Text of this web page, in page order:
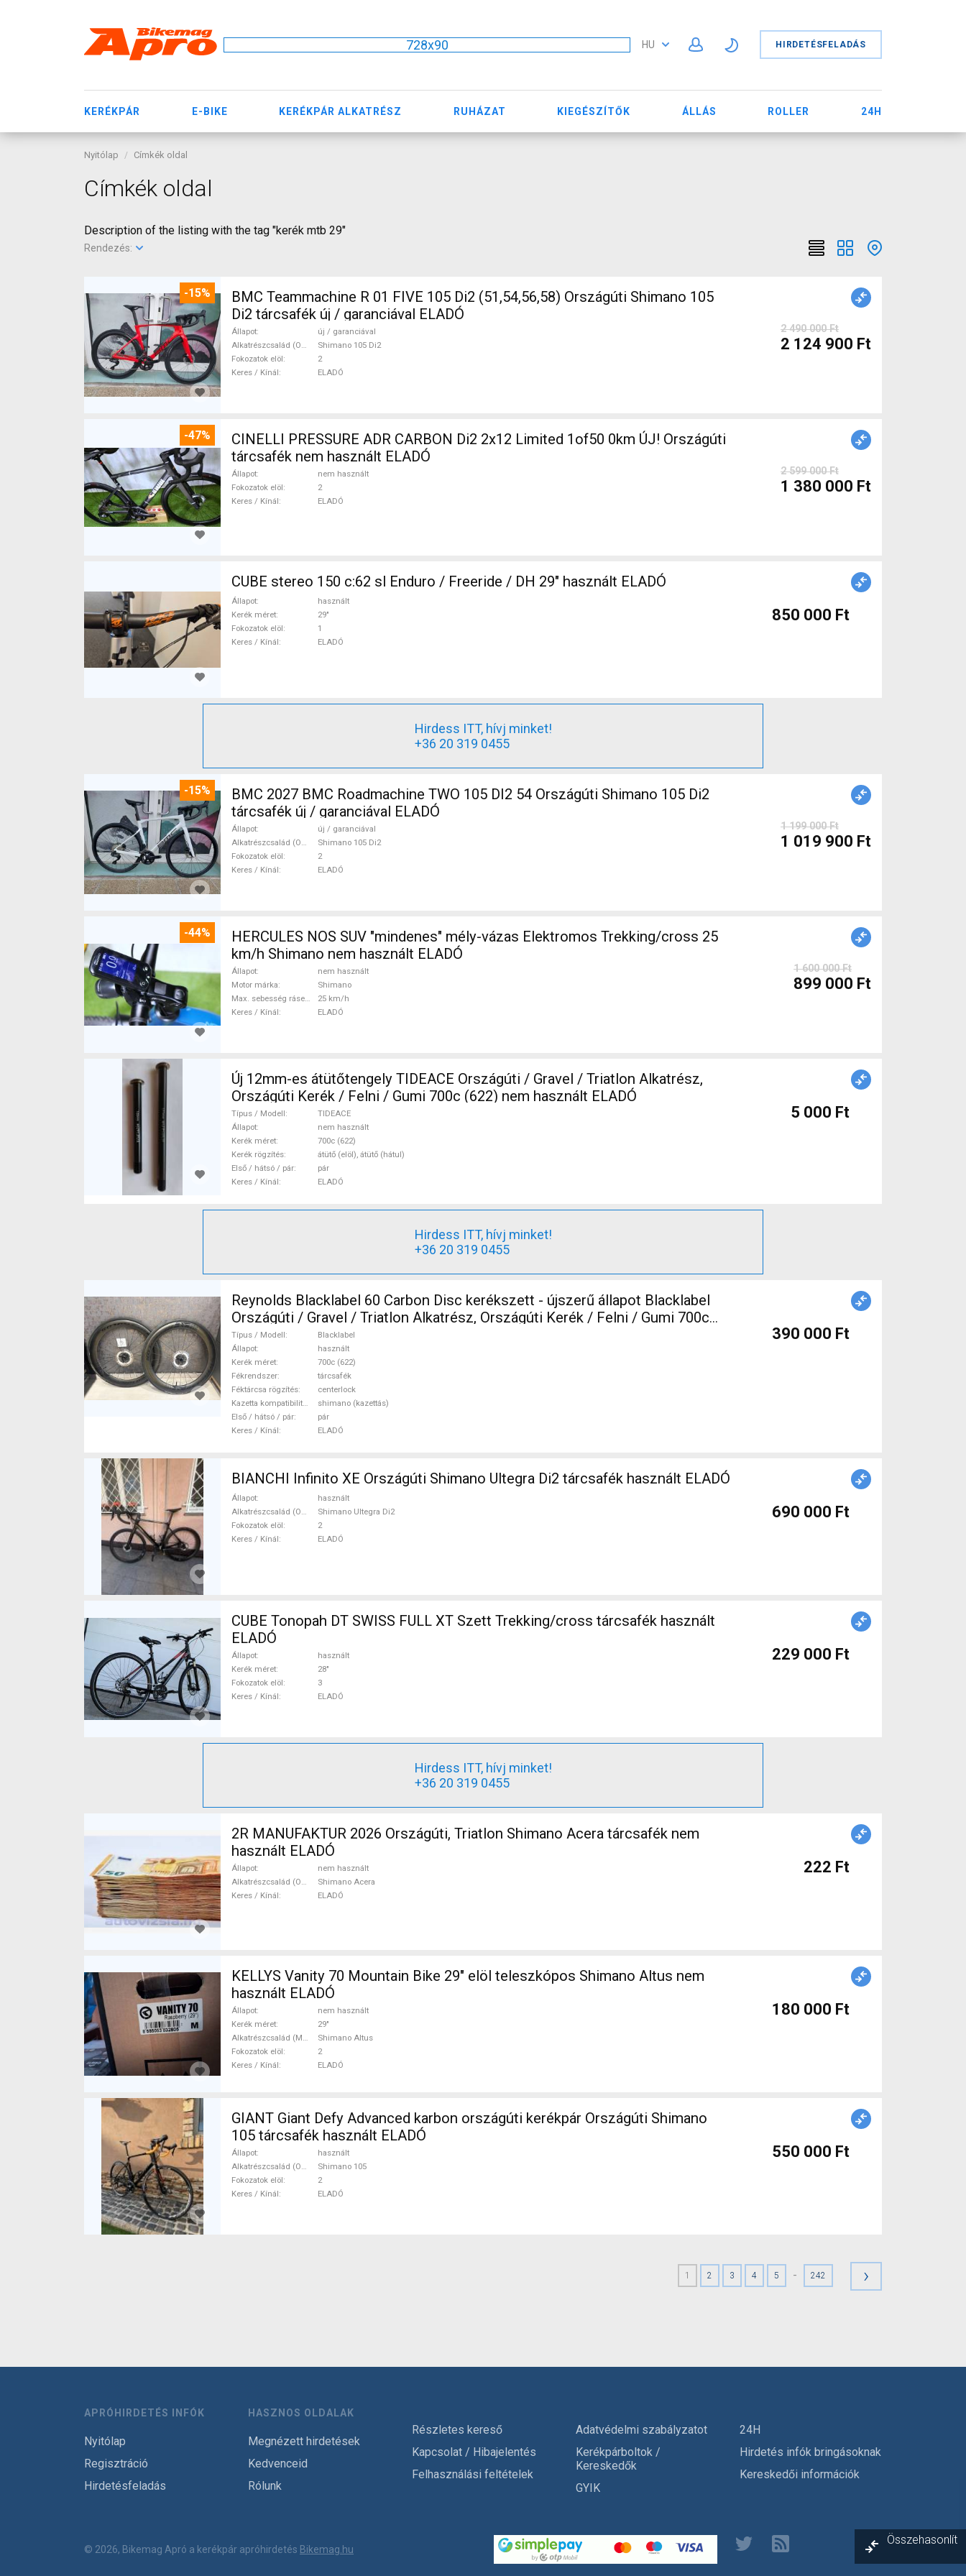
728x90 HU HIRDETÉSFELADÁS
KERÉKPÁR E-BIKE KERÉKPÁR ALKATRÉSZ RUHÁZAT KIEGÉSZÍTŐK ÁLLÁS ROLLER 24H
Nyitólap Címkék oldal
Címkék oldal
Description of the listing with the tag "kerék mtb 29"
Rendezés:
-15%
BMC Teammachine R 01 FIVE 105 Di2 (51,54,56,58) Országúti Shimano 105
Di2 tárcsafék új / garanciával ELADÓ
Állapot
új / garanciával
Alkatrészcsalád (Outi)
Shimano 105 Di2
Fokozatok elöl
2
Keres / Kínál
ELADÓ
2 490 000 Ft
2 124 900 Ft
-47%
CINELLI PRESSURE ADR CARBON Di2 2x12 Limited 1of50 0km ÚJ! Országúti
tárcsafék nem használt ELADÓ
Állapot
nem használt
Fokozatok elöl
2
Keres / Kínál
ELADÓ
2 599 000 Ft
1 380 000 Ft
CUBE stereo 150 c:62 sl Enduro / Freeride / DH 29" használt ELADÓ
Állapot
használt
Kerék méret
29"
Fokozatok elöl
1
Keres / Kínál
ELADÓ
850 000 Ft
Hirdess ITT, hívj minket!
+36 20 319 0455
-15%
BMC 2027 BMC Roadmachine TWO 105 DI2 54 Országúti Shimano 105 Di2
tárcsafék új / garanciával ELADÓ
Állapot
új / garanciával
Alkatrészcsalád (Outi)
Shimano 105 Di2
Fokozatok elöl
2
Keres / Kínál
ELADÓ
1 199 000 Ft
1 019 900 Ft
-44%
HERCULES NOS SUV "mindenes" mély-vázas Elektromos Trekking/cross 25
km/h Shimano nem használt ELADÓ
Állapot
nem használt
Motor márka
Shimano
Max. sebesség rásegítéssel
25 km/h
Keres / Kínál
ELADÓ
1 600 000 Ft
899 000 Ft
Új 12mm-es átütőtengely TIDEACE Országúti / Gravel / Triatlon Alkatrész,
Országúti Kerék / Felni / Gumi 700c (622) nem használt ELADÓ
Típus / Modell
TIDEACE
Állapot
nem használt
Kerék méret
700c (622)
Kerék rögzítés
átütő (elöl), átütő (hátul)
Első / hátsó / pár
pár
Keres / Kínál
ELADÓ
5 000 Ft
Hirdess ITT, hívj minket!
+36 20 319 0455
Reynolds Blacklabel 60 Carbon Disc kerékszett - újszerű állapot Blacklabel
Országúti / Gravel / Triatlon Alkatrész, Országúti Kerék / Felni / Gumi 700c
(622) használt ELADÓ
Típus / Modell
Blacklabel
Állapot
használt
Kerék méret
700c (622)
Fékrendszer
tárcsafék
Féktárcsa rögzítés
centerlock
Kazetta kompatibilitás
shimano (kazettás)
Első / hátsó / pár
pár
Keres / Kínál
ELADÓ
390 000 Ft
BIANCHI Infinito XE Országúti Shimano Ultegra Di2 tárcsafék használt ELADÓ
Állapot
használt
Alkatrészcsalád (Outi)
Shimano Ultegra Di2
Fokozatok elöl
2
Keres / Kínál
ELADÓ
690 000 Ft
CUBE Tonopah DT SWISS FULL XT Szett Trekking/cross tárcsafék használt
ELADÓ
Állapot
használt
Kerék méret
28"
Fokozatok elöl
3
Keres / Kínál
ELADÓ
229 000 Ft
Hirdess ITT, hívj minket!
+36 20 319 0455
2R MANUFAKTUR 2026 Országúti, Triatlon Shimano Acera tárcsafék nem
használt ELADÓ
Állapot
nem használt
Alkatrészcsalád (Outi)
Shimano Acera
Keres / Kínál
ELADÓ
222 Ft
KELLYS Vanity 70 Mountain Bike 29" elöl teleszkópos Shimano Altus nem
használt ELADÓ
Állapot
nem használt
Kerék méret
29"
Alkatrészcsalád (MTB)
Shimano Altus
Fokozatok elöl
2
Keres / Kínál
ELADÓ
180 000 Ft
GIANT Giant Defy Advanced karbon országúti kerékpár Országúti Shimano
105 tárcsafék használt ELADÓ
Állapot
használt
Alkatrészcsalád (Outi)
Shimano 105
Fokozatok elöl
2
Keres / Kínál
ELADÓ
550 000 Ft
1 2 3 4 5 - 242 ›
APRÓHIRDETÉS INFÓK
Nyitólap
Regisztráció
Hirdetésfeladás
HASZNOS OLDALAK
Megnézett hirdetések
Kedvenceid
Rólunk
Részletes kereső
Kapcsolat / Hibajelentés
Felhasználási feltételek
Adatvédelmi szabályzatot
Kerékpárboltok /
Kereskedők
GYIK
24H
Hirdetés infók bringásoknak
Kereskedői információk
© 2026, Bikemag Apró a kerékpár apróhirdetés Bikemag.hu
Összehasonlít